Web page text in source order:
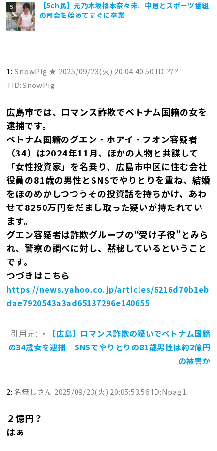
【5ch民】元乃木坂橋本奈々未、中居とスポーツ番組
の司会を始めてすぐに卒業
1: SnowPig ★ 2025/09/23(火) 20:04:40.50 ID:???
TID:SnowPig
広島市では、ロマンス詐欺でベトナム国籍の女を
逮捕です。
ベトナム国籍のグエン・ホアイ・フオン容疑者
（34）は2024年11月、ほかの人物と共謀して
「女性投資家」を名乗り、広島市中区に住む会社
役員の81歳の男性とSNSでやりとりを重ね、結婚
をほのめかしつつうその投資話を持ちかけ、あわ
せて8250万円をだまし取った疑いが持たれてい
ます。
グエン容疑者は詐欺グループの“受け子役”とみら
れ、警察の調べに対し、黙秘しているということ
です。
つづきはこちら
https://news.yahoo.co.jp/articles/6216d70b1eb
dae7920543a3ad65137296e140655
引用元: ・【広島】ロマンス詐欺の疑いでベトナム国籍
の34歳女を逮捕 SNSでやりとりの81歳男性は約2億円
の被害か
2:名無しさん 2025/09/23(火) 20:05:53.56 ID:Npag1
２億円？
はぁ